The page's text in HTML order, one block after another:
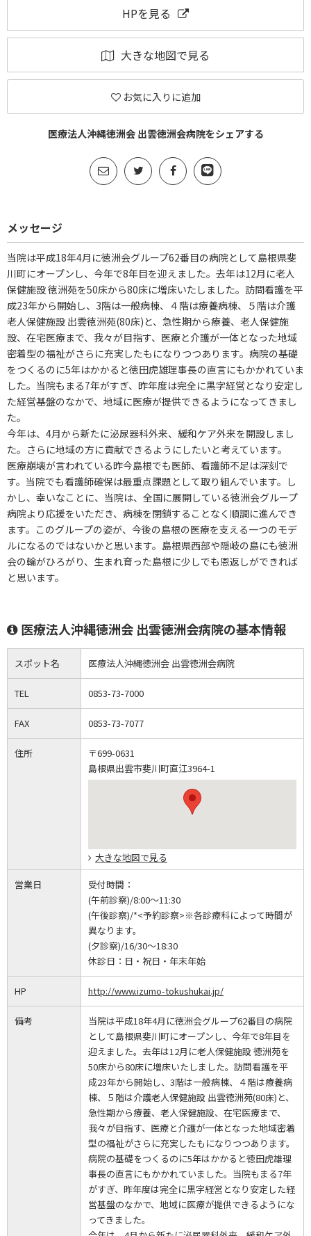
HPを見る
大きな地図で見る
お気に入りに追加
医療法人沖縄徳洲会 出雲徳洲会病院をシェアする
メッセージ
当院は平成18年4月に徳洲会グループ62番目の病院として島根県斐
川町にオープンし、今年で8年目を迎えました。去年は12月に老人
保健施設 徳洲苑を50床から80床に増床いたしました。訪問看護を平
成23年から開始し、3階は一般病棟、４階は療養病棟、５階は介護
老人保健施設 出雲徳洲苑(80床)と、急性期から療養、老人保健施
設、在宅医療まで、我々が目指す、医療と介護が一体となった地域
密着型の福祉がさらに充実したもになりつつあります。病院の基礎
をつくるのに5年はかかると徳田虎雄理事長の直言にもかかれていま
した。当院もまる7年がすぎ、昨年度は完全に黒字経営となり安定し
た経営基盤のなかで、地域に医療が提供できるようになってきまし
た。
今年は、4月から新たに泌尿器科外来、緩和ケア外来を開設しまし
た。さらに地域の方に貢献できるようにしたいと考えています。
医療崩壊が言われている昨今島根でも医師、看護師不足は深刻で
す。当院でも看護師確保は最重点課題として取り組んでいます。し
かし、幸いなことに、当院は、全国に展開している徳洲会グループ
病院より応援をいただき、病棟を閉鎖することなく順調に進んでき
ます。このグループの姿が、今後の島根の医療を支える一つのモデ
ルになるのではないかと思います。島根県西部や隠岐の島にも徳洲
会の輪がひろがり、生まれ育った島根に少しでも恩返しができれば
と思います。
医療法人沖縄徳洲会 出雲徳洲会病院の基本情報
スポット名 医療法人沖縄徳洲会 出雲徳洲会病院
TEL 0853-73-7000
FAX 0853-73-7077
住所
〒699-0631
島根県出雲市斐川町直江3964-1
大きな地図で見る
営業日
受付時間：
(午前診察)/8:00～11:30
(午後診察)/*<予約診察>※各診療科によって時間が
異なります。
(夕診察)/16/30～18:30
休診日： 日・祝日・年末年始
HP http://www.izumo-tokushukai.jp/
備考
当院は平成18年4月に徳洲会グループ62番目の病院
として島根県斐川町にオープンし、今年で8年目を
迎えました。去年は12月に老人保健施設 徳洲苑を
50床から80床に増床いたしました。訪問看護を平
成23年から開始し、3階は一般病棟、４階は療養病
棟、５階は介護老人保健施設 出雲徳洲苑(80床)と、
急性期から療養、老人保健施設、在宅医療まで、
我々が目指す、医療と介護が一体となった地域密着
型の福祉がさらに充実したもになりつつあります。
病院の基礎をつくるのに5年はかかると徳田虎雄理
事長の直言にもかかれていました。当院もまる7年
がすぎ、昨年度は完全に黒字経営となり安定した経
営基盤のなかで、地域に医療が提供できるようにな
ってきました。